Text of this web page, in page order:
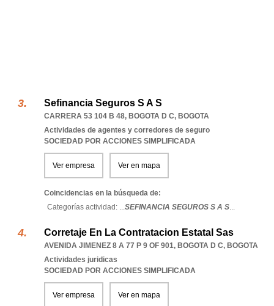
Sefinancia Seguros S A S
CARRERA 53 104 B 48, BOGOTA D C, BOGOTA
Actividades de agentes y corredores de seguro
SOCIEDAD POR ACCIONES SIMPLIFICADA
Ver empresa Ver en mapa
Coincidencias en la búsqueda de:
Categorías actividad: ...SEFINANCIA SEGUROS S A S...
Corretaje En La Contratacion Estatal Sas
AVENIDA JIMENEZ 8 A 77 P 9 OF 901, BOGOTA D C, BOGOTA
Actividades juridicas
SOCIEDAD POR ACCIONES SIMPLIFICADA
Ver empresa Ver en mapa